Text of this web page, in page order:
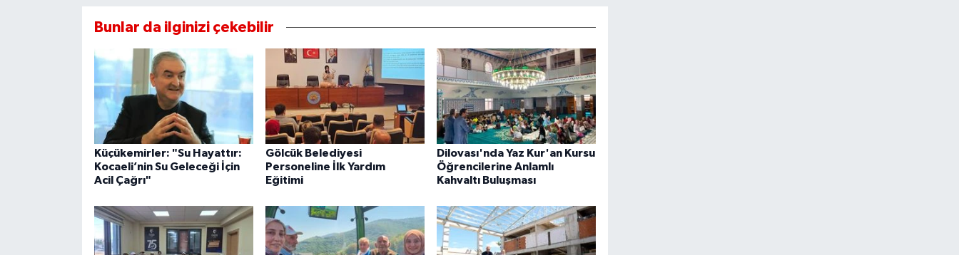
Bunlar da ilginizi çekebilir
Küçükemirler: "Su Hayattır:
Kocaeli’nin Su Geleceği İçin
Acil Çağrı"
Gölcük Belediyesi
Personeline İlk Yardım
Eğitimi
Dilovası'nda Yaz Kur'an Kursu
Öğrencilerine Anlamlı
Kahvaltı Buluşması